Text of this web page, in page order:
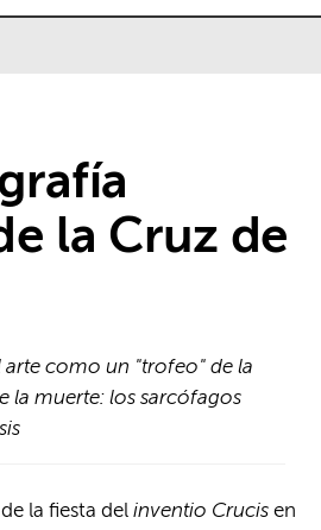
la Cruz de
arte como un "trofeo" de la
la muerte: los sarcófagos
de la fiesta delinventio Crucis en